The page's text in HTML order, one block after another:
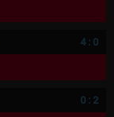
4: 0
0 : 2